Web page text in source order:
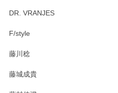
DR. VRANJES
F/style
藤川稔
藤城成貴